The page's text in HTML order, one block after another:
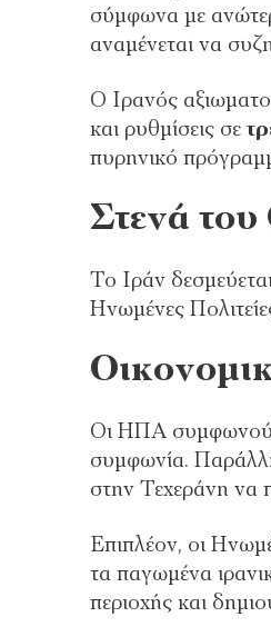
σύμφωνα με
αναμένεται να
Ο Ιρανός
και ρυθμίσεις σε
πυρηνικό
Στενά
Το Ιράν
Ηνωμένες
Οι ΗΠΑ συμφωνούν
συμφωνία.
στην Τεχεράνη να
Επιπλέον, οι
τα παγωμένα
περιοχής και